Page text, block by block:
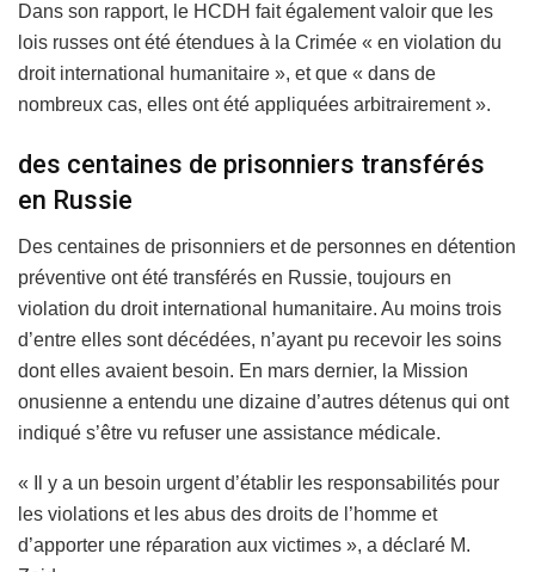
Dans son rapport, le HCDH fait également valoir que les
lois russes ont été étendues à la Crimée « en violation du
droit international humanitaire », et que « dans de
nombreux cas, elles ont été appliquées arbitrairement ».
des centaines de prisonniers transférés
en Russie
Des centaines de prisonniers et de personnes en détention
préventive ont été transférés en Russie, toujours en
violation du droit international humanitaire. Au moins trois
d’entre elles sont décédées, n’ayant pu recevoir les soins
dont elles avaient besoin. En mars dernier, la Mission
onusienne a entendu une dizaine d’autres détenus qui ont
indiqué s’être vu refuser une assistance médicale.
« Il y a un besoin urgent d’établir les responsabilités pour
les violations et les abus des droits de l’homme et
d’apporter une réparation aux victimes », a déclaré M.